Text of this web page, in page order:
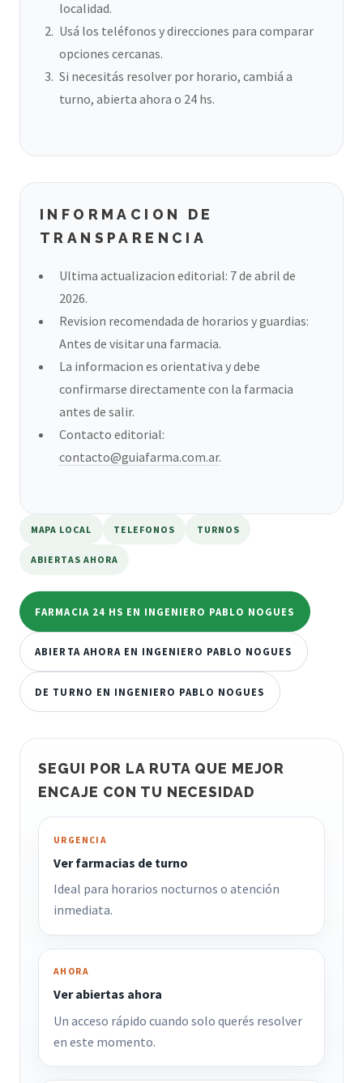
localidad.
Usá los teléfonos y direcciones para comparar
opciones cercanas.
Si necesitás resolver por horario, cambiá a
turno, abierta ahora o 24 hs.
INFORMACION DE
TRANSPARENCIA
Ultima actualizacion editorial: 7 de abril de
2026.
Revision recomendada de horarios y guardias:
Antes de visitar una farmacia.
La informacion es orientativa y debe
confirmarse directamente con la farmacia
antes de salir.
Contacto editorial:
contacto@guiafarma.com.ar.
MAPA LOCAL TELEFONOS TURNOS
ABIERTAS AHORA
FARMACIA 24 HS EN INGENIERO PABLO NOGUES
ABIERTA AHORA EN INGENIERO PABLO NOGUES
DE TURNO EN INGENIERO PABLO NOGUES
SEGUI POR LA RUTA QUE MEJOR
ENCAJE CON TU NECESIDAD
URGENCIA
Ver farmacias de turno
Ideal para horarios nocturnos o atención
inmediata.
AHORA
Ver abiertas ahora
Un acceso rápido cuando solo querés resolver
en este momento.